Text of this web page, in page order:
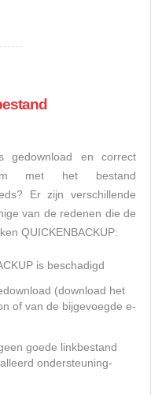
gedownload en correct
met het bestand
Er zijn verschillende
van de redenen die de
QUICKENBACKUP:
is beschadigd
(download het
of van de bijgevoegde e-
goede linkbestand
ondersteuning-